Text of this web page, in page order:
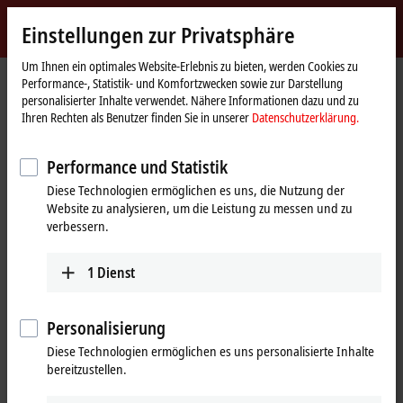
Beckhoff
-
New
Automation
Technology
myBeckhoff
StartseiteUnternehmen News ELMxxxx | EtherCAT-Messtechnikklemmen
Mit Klick auf "Akzeptieren" zeigen wir das Video und passen die
Einstellung zur Privatsphäre an, dabei wird externer Inhalt von
Vimeo geladen. Beachten Sie dazu bitte unsere
16.03.2022
Einstellungen zur Privatsphäre
Um Ihnen ein optimales Website-Erlebnis zu bieten, werden Cookies zu
Performance-, Statistik- und Komfortzwecken sowie zur Darstellung
personalisierter Inhalte verwendet. Nähere Informationen dazu und zu
Ihren Rechten als Benutzer finden Sie in unserer Datenschutzerklärung.
Performance und Statistik
Diese Technologien ermöglichen es uns, die Nutzung der
Website zu analysieren, um die Leistung zu messen und zu
verbessern.
1 Dienst
Personalisierung
Diese Technologien ermöglichen es uns personalisierte Inhalte
bereitzustellen.